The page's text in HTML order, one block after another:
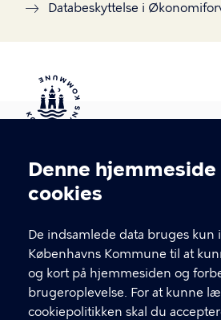
Denne
cookies
De indsamlede data bruges kun
Københavns Kommune til at
og kort på hjemmesiden og
brugeroplevelse. For at kunne
cookiepolitikken skal du
Databeskyttelse i
Kontakt Københavns
T
fFind andre kontakter her
CVR-nummer64942212
GENVEJE